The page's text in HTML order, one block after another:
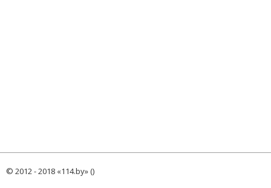
© 2012 - 2018 «114.by» ()